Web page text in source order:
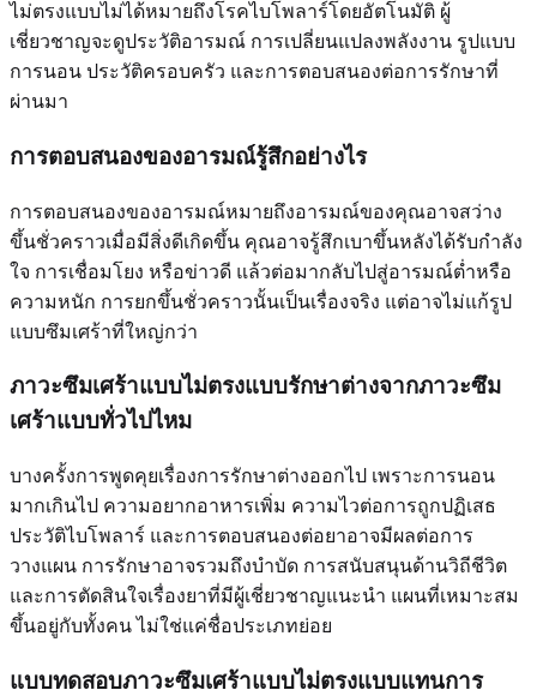
ไม่ตรงแบบไม่ได้หมายถึงโรคไบโพลาร์โดยอัตโนมัติ ผู้
เชี่ยวชาญจะดูประวัติอารมณ์ การเปลี่ยนแปลงพลังงาน รูปแบบ
การนอน ประวัติครอบครัว และการตอบสนองต่อการรักษาที่
ผ่านมา
การตอบสนองของอารมณ์รู้สึกอย่างไร
การตอบสนองของอารมณ์หมายถึงอารมณ์ของคุณอาจสว่าง
ขึ้นชั่วคราวเมื่อมีสิ่งดีเกิดขึ้น คุณอาจรู้สึกเบาขึ้นหลังได้รับกำลัง
ใจ การเชื่อมโยง หรือข่าวดี แล้วต่อมากลับไปสู่อารมณ์ต่ำหรือ
ความหนัก การยกขึ้นชั่วคราวนั้นเป็นเรื่องจริง แต่อาจไม่แก้รูป
แบบซึมเศร้าที่ใหญ่กว่า
ภาวะซึมเศร้าแบบไม่ตรงแบบรักษาต่างจากภาวะซึม
เศร้าแบบทั่วไปไหม
บางครั้งการพูดคุยเรื่องการรักษาต่างออกไป เพราะการนอน
มากเกินไป ความอยากอาหารเพิ่ม ความไวต่อการถูกปฏิเสธ
ประวัติไบโพลาร์ และการตอบสนองต่อยาอาจมีผลต่อการ
วางแผน การรักษาอาจรวมถึงบำบัด การสนับสนุนด้านวิถีชีวิต
และการตัดสินใจเรื่องยาที่มีผู้เชี่ยวชาญแนะนำ แผนที่เหมาะสม
ขึ้นอยู่กับทั้งคน ไม่ใช่แค่ชื่อประเภทย่อย
แบบทดสอบภาวะซึมเศร้าแบบไม่ตรงแบบแทนการ